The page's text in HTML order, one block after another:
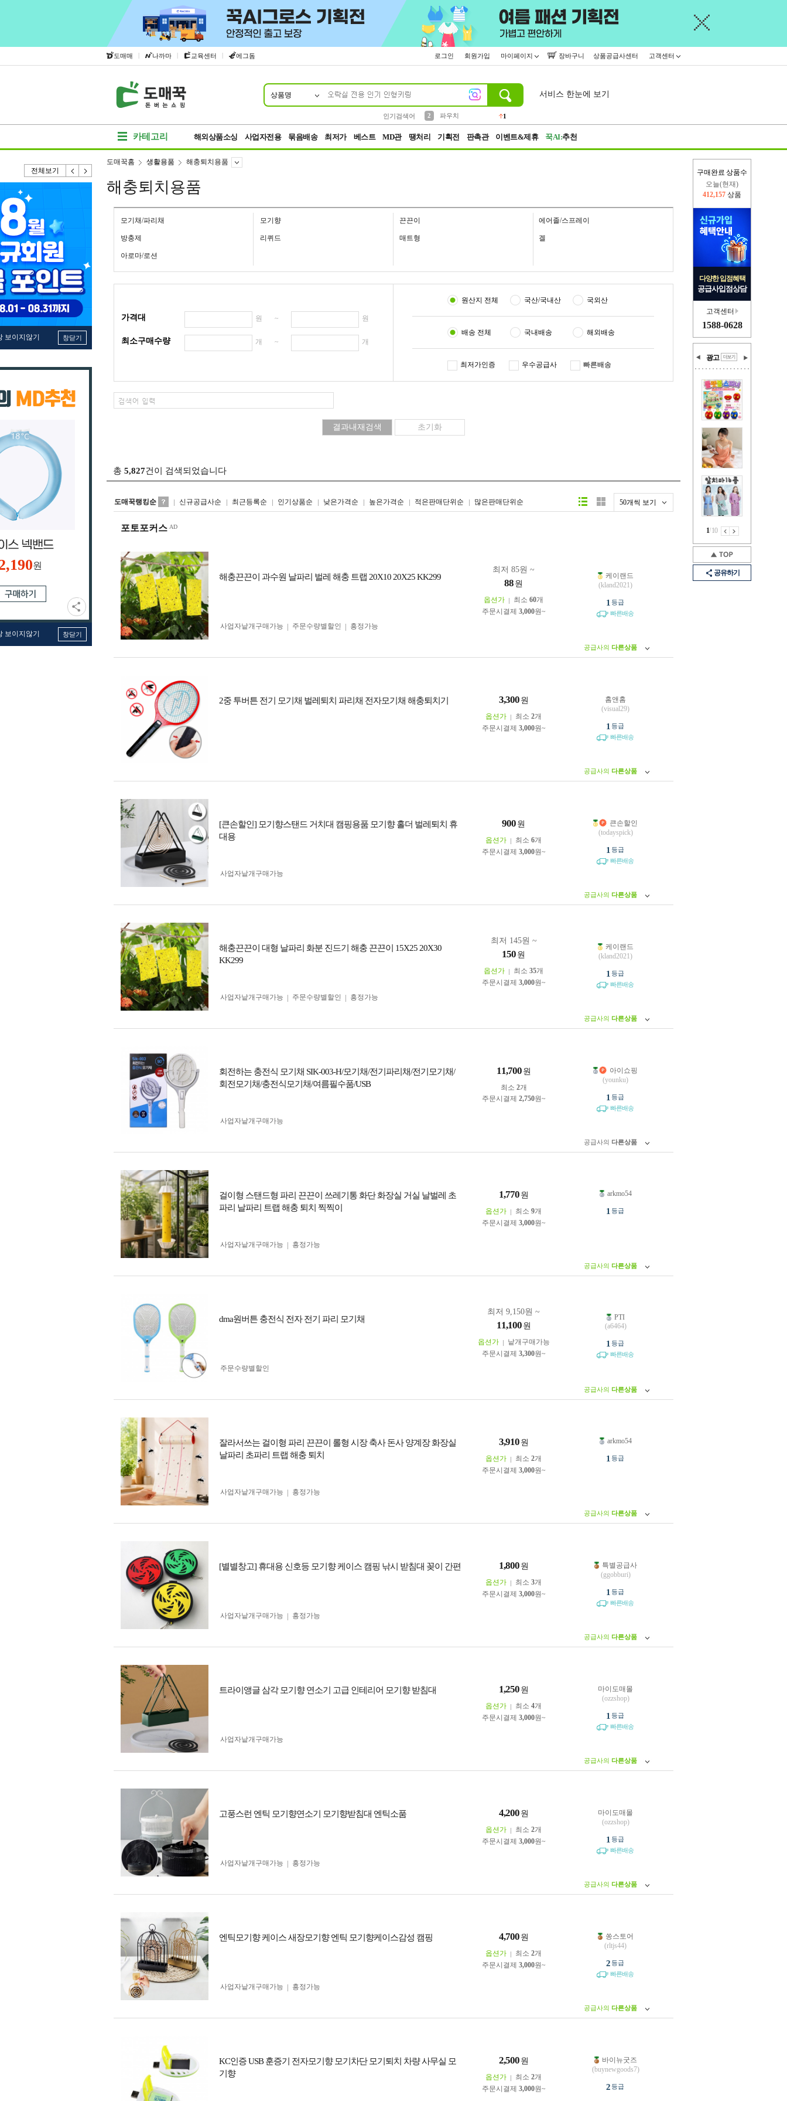
도매매 | 나까마 | 교육센터 | 에그돔 로그인 회원가입 마이페이지 장바구니 상품공급사센터 고객센터
상품명
인기검색어
2
파우치
1
서비스 한눈에 보기
카테고리 해외상품소싱 사업자전용 묶음배송 최저가 베스트 MD관 땡처리 기획전 판촉관 이벤트&제휴 꾹AI:추천
전체보기
보이지않기 창닫기
원
보이지않기 창닫기
구매완료 상품수
오늘(현재)
412,157 상품
다양한 입점혜택
공급사입점상담
고객센터
1588-0628
광고
1/10
공유하기
도매꾹홈 생활용품 해충퇴치용품
해충퇴치용품
모기채/파리채 모기향 끈끈이 에어졸/스프레이
방충제 리퀴드 매트형 겔
아로마/로션
가격대 원 ~ 원
최소구매수량 개 ~ 개
원산지 전체 국산/국내산 국외산
배송 전체 국내배송 해외배송
최저가인증 우수공급사 빠른배송
총 5,827건이 검색되었습니다
도매꾹랭킹순 신규공급사순 최근등록순 인기상품순 낮은가격순 높은가격순 적은판매단위순 많은판매단위순 50개씩 보기
리스트형갤러리형
포토포커스
해충끈끈이 과수원 날파리 벌레 해충 트랩 20X10 20X25 KK299
최저 85원 ~
88 원
옵션가 최소 60개
주문시결제 3,000원~
사업자 낱개구매가능
주문수량별할인 흥정가능
케이랜드
(kland2021)
1 등급
빠른배송
공급사의 다른상품
2중 투버튼 전기 모기채 벌레퇴치 파리채 전자모기채 해충퇴치기 3,300 원
옵션가 최소 2개
주문시결제 3,000원~
홈앤홈
(visual29)
1 등급
빠른배송
공급사의 다른상품
[큰손할인] 모기향스탠드 거치대 캠핑용품 모기향 홀더 벌레퇴치 휴
대용
900 원
옵션가 최소 6개
주문시결제 3,000원~
사업자 낱개구매가능
큰손할인
(todayspick)
1 등급
빠른배송
공급사의 다른상품
해충끈끈이 대형 날파리 화분 진드기 해충 끈끈이 15X25 20X30
KK299
최저 145원 ~
150 원
옵션가 최소 35개
주문시결제 3,000원~
사업자 낱개구매가능
주문수량별할인 흥정가능
케이랜드
(kland2021)
1 등급
빠른배송
공급사의 다른상품
회전하는 충전식 모기채 SIK-003-H/모기채/전기파리채/전기모기채/
회전모기채/충전식모기채/여름필수품/USB
11,700 원
최소 2개
주문시결제 2,750원~
사업자 낱개구매가능
아이쇼핑
(younku)
1 등급
빠른배송
공급사의 다른상품
걸이형 스탠드형 파리 끈끈이 쓰레기통 화단 화장실 거실 날벌레 초
파리 날파리 트랩 해충 퇴치 찍찍이
1,770 원
옵션가 최소 9개
주문시결제 3,000원~
사업자 낱개구매가능 흥정가능
arkmo54
1 등급
공급사의 다른상품
dma원버튼 충전식 전자 전기 파리 모기채
최저 9,150원 ~
11,100 원
옵션가
낱개구매가능
주문시결제 3,300원~
주문수량별할인
PTI
(a6464)
1 등급
빠른배송
공급사의 다른상품
잘라서쓰는 걸이형 파리 끈끈이 롤형 시장 축사 돈사 양계장 화장실
날파리 초파리 트랩 해충 퇴치
3,910 원
옵션가 최소 2개
주문시결제 3,000원~
사업자 낱개구매가능 흥정가능
arkmo54
1 등급
공급사의 다른상품
[별별창고] 휴대용 신호등 모기향 케이스 캠핑 낚시 받침대 꽂이 간편 1,800 원
옵션가 최소 3개
주문시결제 3,000원~
사업자 낱개구매가능 흥정가능
특별공급사
(ggobburi)
1 등급
빠른배송
공급사의 다른상품
트라이앵글 삼각 모기향 연소기 고급 인테리어 모기향 받침대 1,250 원
옵션가 최소 4개
주문시결제 3,000원~
사업자 낱개구매가능
마이도매몰
(ozzshop)
1 등급
빠른배송
공급사의 다른상품
고풍스런 엔틱 모기향연소기 모기향받침대 엔틱소품 4,200 원
옵션가 최소 2개
주문시결제 3,000원~
사업자 낱개구매가능 흥정가능
마이도매몰
(ozzshop)
1 등급
빠른배송
공급사의 다른상품
엔틱모기향 케이스 새장모기향 엔틱 모기향케이스감성 캠핑 4,700 원
옵션가 최소 2개
주문시결제 3,000원~
사업자 낱개구매가능 흥정가능
쏭스토어
(rltjs44)
2등급
빠른배송
공급사의 다른상품
KC인증 USB 훈증기 전자모기향 모기차단 모기퇴치 차량 사무실 모
기향
2,500 원
옵션가 최소 2개
주문시결제 3,000원~
바이뉴굿즈
(buynewgoods7)
2등급